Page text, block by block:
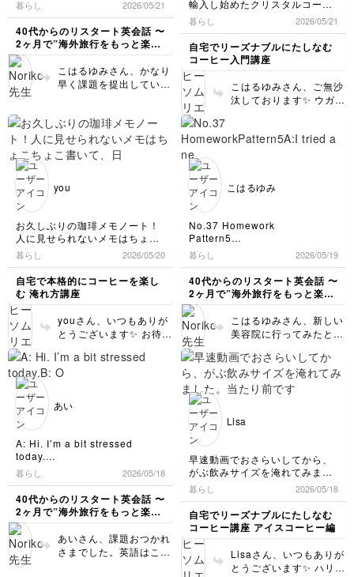
よく聞かれます。 文章
はそのものはそんな硬す
ぎないと思います。言い
方次第かなと思います。
最後のご質問ですが、は
のweは「(日本にいる)私
たち」という意味です☺️
合は20gでも良いかなと
思います☕ 引き続きよろ
しくお願いします😊✨
2.Please move away from the
window.
3.No signal.But wait for a
while, it will recover.
4.Let's go together.
地震になれていない人に伝えた
いアドバイスは、窓から離れ
る！とまず思いつきましたが、
最近の窓はそこまで注意しなく
てもいいのかな？
そしたら割れ物から離れるの方
がいいのかもしれないですね。
broken thing とかfragileでし
ょうか？
添付の地図は、東日本大震災当
日に会社に残りたくなくて（大
嫌いな上司がいたので
（笑））、同じ方面の同僚3人
で一列に並んで歩いた距離で
す。
これが４のLet's go together.の
気持ちです。
大きな通りは寒風強くて凍えな
がら歩き、ファミレルで暖をと
ったのが出発から４時間後でし
た。
そこから動いている電車とバス
を乗り継いで帰宅したことを覚
えています。
３は携帯が使えなくても待って
いれば復旧するよと言ったつも
りです。
こんな宿題回答でもよろしいで
しょうか？
暮らし 2026/05/21
40代からのリスタート英会話 〜
2ヶ月で”海外旅行をもっと楽し
める私"になる〜
こはるゆみさん、かなり
早く課題を提出していた
遅れてすみません。 1
は、earthquakesと複数
にされればOKです。 3
は最後のit will recover
が、it will come back
だと思います。 いいで
すね👍やっぱり窓は割れ
ると破片が危ないので重
要だと思います。Pleae
move away from
broken things/fragile
ね。 3/11は本当にこの
距離を徒歩で行かれたの
ですね。驚きです。私は
その頃まだ海外にいまし
たが、首都圏も本当に大
す。苦手な上司さんとも
す。 ファミレスはfamily
が、casual(-style)
restaurantやfamily-
friendly restaurant,
chain restaurantなどの
輸入し始めたクリスタルコーヒ
ーさんのお話し会に参加しまし
た。
自然栽培の食品や衣料品を扱っ
ているお店が神奈川にあって、
クリスタルコーヒーはそのお店
から購入したことがあります。
今回はそのお店に名古屋から来
店されての会でした。
先代の社長さんがご病気のた
め、事業を引き継がれた現社長
さんとその従弟でコーヒー好き
がこうじて焙煎士をされている
方お二人から、短い時間ながら
貴重なお話と飲み比べをしまし
写真は同じ深入り豆を
①沸騰したお湯を蒸らしはして
も一気にお湯を注ぎ、抽出も落
としきったもの と
②蒸らし有、湯温80～85℃、
何回かに分けてお湯を注ぎ、抽
出しきる前にドリッパーを外し
たもの
色からしてこんなに違い、①は
香りも味もありますか？という
くらい何もなく、私は苦みだけ
残る気がしました。
②は香りがよくうま味がありま
した。
他にも浅煎り、ナチュラル製法
の深煎り等を飲み比べしたり、
農園内で自然に育っているバニ
ラビーンズをぜいたくに使った
スイーツをいただいたりとコー
ヒータイムを満喫しました。
暮らし 2026/05/21
自宅でリーズナブルにたしなむ
コーヒー入門講座
こはるゆみさん、ご無沙
汰しております✨ ウガン
たときにこちらのサイト
音かなり低めですね。ウ
が多いのですが、とこと
んこだわりぬいたアラビ
をしてみたいですね。
もし、ご紹介等希望でし
たら、私がYahoo!ニュ
ースにてご紹介してもお
もしろいかなと思いまし
た。コーヒー豆はアラビ
カとカネフォラを栽培さ
れているということなの
で、ロブスタはブレンド
で使用されているかなと
予想でしてます。 また
イブ配信等もよろしくお
you
お久しぶりの珈琲メモノート！
人に見せられないメモはちょこ
ちょこ書いて、日常の珈琲の抽
出に活用してます😅
久しぶりに人に見せられるんじ
ゃねぇ？のクオリティで書いて
みました。とはいえ…Kazu先生
は、ラフに描いてしまってます
けど🤣
Sensing Touch of Earthさんの
KAPPAブレンド、エチオピア&
ペルーのパッケージがかっちょ
良かったんで（サラサラッとで
ごめんなさい😅）なんとなー
く、描いてみました。おされす
ぎる✨
ペルーのお豆がかなり美味しく
てよいとのことで、気になりま
した😁シンプルな珈琲考具さん
ワイヤードリッパーもよかった
です。
珈琲抽出後の団欒話！いつもた
くさんの情報をくださってあり
がとうございます🙏✨新しい講
座の中で、ライブ配信をみてい
る人に向けたメッセージをくだ
さっていて、こちらこそでござ
います😊✨と思っていました！
暮らし 2026/05/20
自宅で本格的にコーヒーを楽し
む 淹れ方講座
youさん、いつもありが
とうございます✨ お待ち
の感性ですよね！コーヒ
ー豆は、パッケージのデ
すし、ペルーのコーヒー
はyouさんもお好みのよ
服のデザインまで描いて
います！ 新しい講座が
できたのも、ライブ配信
での生の声がコーヒーへ
の疑問、興味、リクエス
トなど、いろんなことを
受講者さんとお話できた
からこそ完成したものと
考えています。これから
こはるゆみ
No.37 Homework
Pattern5
A:I tried a new hair salon.
B:Oh really? Was it good?
A:Yeah, it was great! I loved
the naturally curly hair.
Pattern6
A:I'm a bit sleepy today.
B:Oh really? DId you sleep
well?
A:Not reallr. I went to bed
around 2 a.m.
B:What did you do?
A:I was untangle the yarn.
Pattern５天然パーマで何十年も
縮毛矯正をしていましたが、く
せ毛をいかすという美容院をみ
つけ、縮毛矯正をやめました。
セットしないといけませんが、
自分のカーリーhairのうねりを
好きになれたことを書いてみま
した。
Pattern6は、3月に写真のよう
に毛糸が絡まってしまい「あと
もう少しあともう少し」とやっ
暮らし 2026/05/19
40代からのリスタート英会話 〜
2ヶ月で”海外旅行をもっと楽し
める私"になる〜
こはるゆみさん、新しい
美容院に行ってみたとい
ぐ使えそうです。それか
ら、うねりが好きになら
れたとのこと。素敵です
世界中には色々な色や髪
を知り、別に真っ直ぐじ
ゃなくてもありのままが
素晴らしいと教えてもら
いました。それ以来、緩
いウェーブが気に入って
いて時々ヘアアイロンで
気分転換をする程度で
す。 毛糸の会話もリア
リティありますね。細長
あい
A: Hi. I’m a bit stressed
today.
B: Oh, really? Did you sleep
well last night?
A: Not really. I went to bed
early but couldn’t sleep until
1 a.m.
B: What made you stay
awake so bad?
A: I couldn’t stop thinking
about today’s project.
暮らし 2026/05/18
40代からのリスタート英会話 〜
2ヶ月で”海外旅行をもっと楽し
める私"になる〜
あいさん、課題おつかれ
さまでした。英語はこの
Lisa
早速動画でおさらいしてから、
がぶ飲みサイズを淹れてみまし
た。
当たり前ですが、豆によって表
情が全く違うのを楽しんでま
す。
暮らし 2026/05/18
自宅でリーズナブルにたしなむ
コーヒー講座 アイスコーヒー編
Lisaさん、いつもありが
とうございます✨ ハリオ